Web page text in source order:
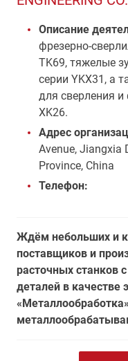
Описание
фрезерно-
TK69, тяжелые
серии YKX31, а
для сверления и
XK26.
Адрес
Avenue, Jiangxia
Province, China
Телефон:
Ждём небольших и
поставщиков и
расточных станков
деталей в качестве